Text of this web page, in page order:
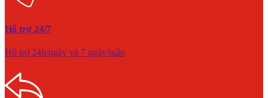
Hỗ trợ 24/7
Hỗ trợ 24h/ngày và 7 ngày/tuần